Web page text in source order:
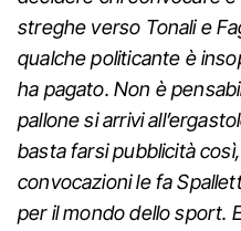
streghe verso Tonali e
qualche politicante è
ha pagato. Non è
pallone si arrivi
basta farsi pubblicità
convocazioni le fa
per il mondo dello sport.